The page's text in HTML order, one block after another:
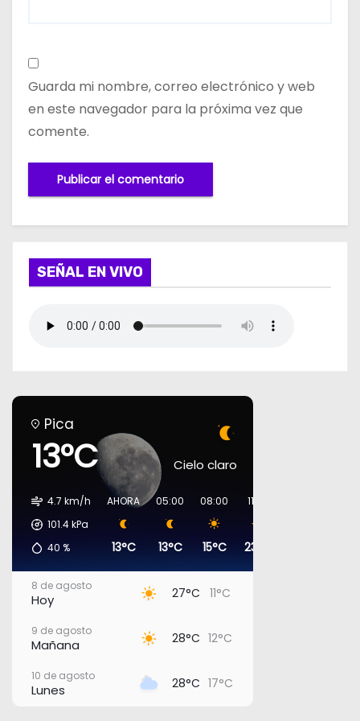
Guarda mi nombre, correo electrónico y web
en este navegador para la próxima vez que
comente.
SEÑAL EN VIVO
Pica
13°C Cielo claro
4.7 km/h
101.4kPa
40 %
AHORA
13°C
05:00
13°C
08:00
15°C
11:00
23°C
8 de agosto
Hoy 27°C 11°C
9 de agosto
Mañana 28°C 12°C
10 de agosto
Lunes 28°C 17°C